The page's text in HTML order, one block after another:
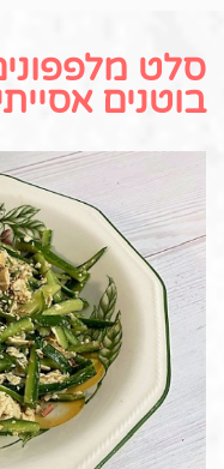
סלט
בוטנים